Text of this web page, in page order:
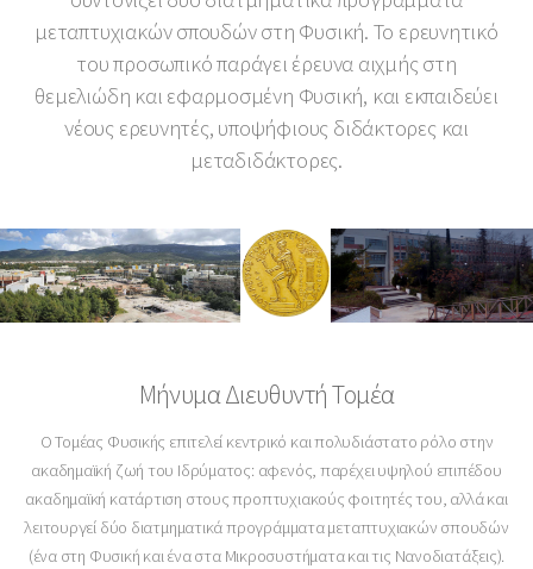
μεταπτυχιακών σπουδών στη Φυσική. Το ερευνητικό
του προσωπικό παράγει έρευνα αιχμής στη
θεμελιώδη και εφαρμοσμένη Φυσική, και εκπαιδεύει
νέους ερευνητές, υποψήφιους διδάκτορες και
μεταδιδάκτορες.
Μήνυμα Διευθυντή Τομέα
Ο Τομέας Φυσικής επιτελεί κεντρικό και πολυδιάστατο ρόλο στην
ακαδημαϊκή ζωή του Ιδρύματος: αφενός, παρέχει υψηλού επιπέδου
ακαδημαϊκή κατάρτιση στους προπτυχιακούς φοιτητές του, αλλά και
λειτουργεί δύο διατμηματικά προγράμματα μεταπτυχιακών σπουδών
(ένα στη Φυσική και ένα στα Μικροσυστήματα και τις Νανοδιατάξεις).